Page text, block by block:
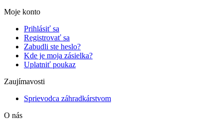
Moje konto
Prihlásiť sa
Registrovať sa
Zabudli ste heslo?
Kde je moja zásielka?
Uplatniť poukaz
Zaujímavosti
Sprievodca záhradkárstvom
O nás